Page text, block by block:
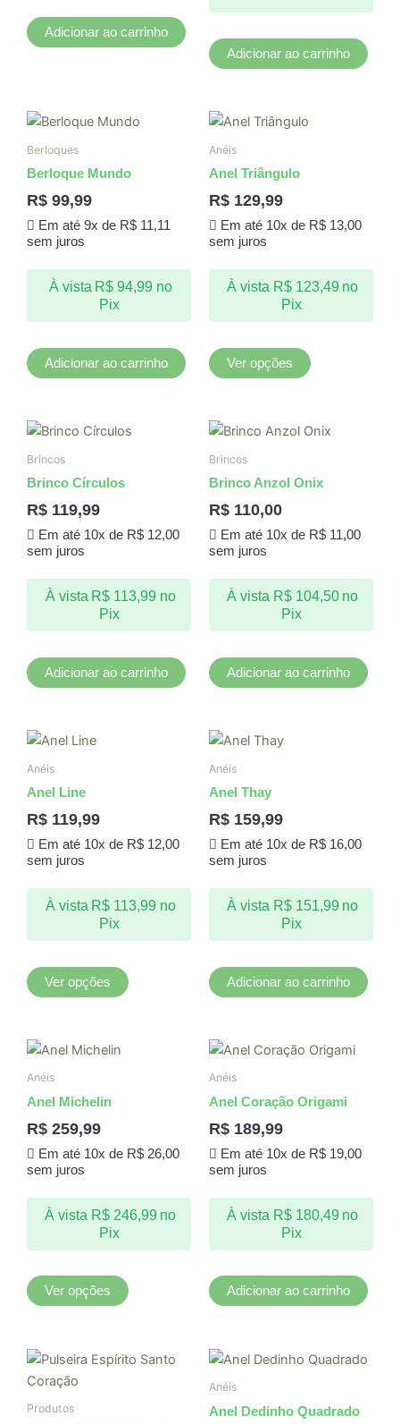
Adicionar ao carrinho
Adicionar ao carrinho
Berloques
Berloque Mundo
R$ 99,99
Em até 9x de R$11,11
sem juros
À vista R$ 94,99 no
Pix
Adicionar ao carrinho
Anéis
Anel Triângulo
R$ 129,99
Em até 10x de R$13,00
sem juros
À vista R$123,49 no
Pix
Ver opções
As
podem
ser
página
Brincos
Brinco Círculos
R$ 119,99
Em até 10x de R$12,00
sem juros
À vista R$ 113,99 no
Pix
Adicionar ao carrinho
Brincos
Brinco Anzol Onix
R$ 110,00
Em até 10x de R$11,00
sem juros
À vista R$104,50 no
Pix
Adicionar ao carrinho
Anéis
Anel Line
R$ 119,99
Em até 10x de R$12,00
sem juros
À vista R$ 113,99 no
Pix
Ver opções
As
podem
ser
página
Anéis
Anel Thay
R$ 159,99
Em até 10x de R$16,00
sem juros
À vista R$151,99 no
Pix
Adicionar ao carrinho
Anéis
Anel Michelin
R$ 259,99
Em até 10x de R$26,00
sem juros
À vista R$246,99 no
Pix
Ver opções
As
podem
ser
página
Anéis
Anel Coração Origami
R$ 189,99
Em até 10x de R$19,00
sem juros
À vista R$180,49 no
Pix
Adicionar ao carrinho
Produtos
Anéis
Anel Dedinho Quadrado